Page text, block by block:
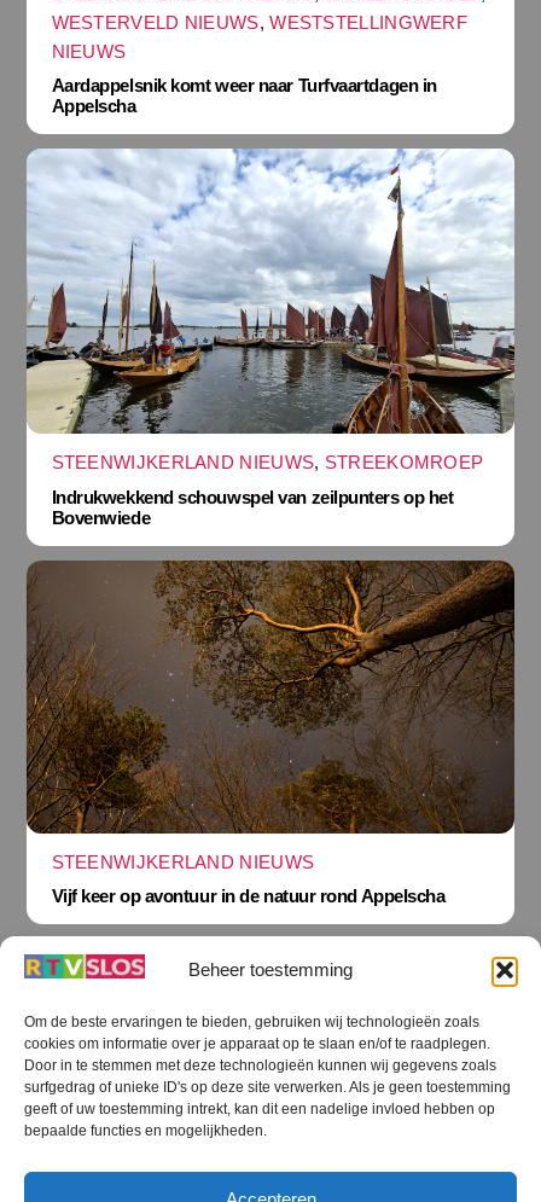
Beheer toestemming
Om de beste ervaringen te bieden, gebruiken wij technologieën zoals
cookies om informatie over je apparaat op te slaan en/of te raadplegen.
Door in te stemmen met deze technologieën kunnen wij gegevens zoals
surfgedrag of unieke ID's op deze site verwerken. Als je geen toestemming
geeft of uw toestemming intrekt, kan dit een nadelige invloed hebben op
bepaalde functies en mogelijkheden.
WESTERVELD NIEUWS,WESTSTELLINGWERF
NIEUWS
Aardappelsnik komt weer naar Turfvaartdagen in
Appelscha
STEENWIJKERLAND NIEUWS, STREEKOMROEP
Indrukwekkend schouwspel van zeilpunters op het
Bovenwiede
STEENWIJKERLAND NIEUWS
Vijf keer op avontuur in de natuur rond Appelscha
Terug
naar
boven
RTV SLOS